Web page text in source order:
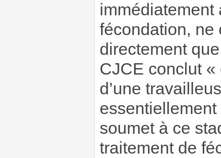
immédiatement
fécondation, ne
directement
CJCE conclut
d’une
essentiellement
soumet à ce
traitement de